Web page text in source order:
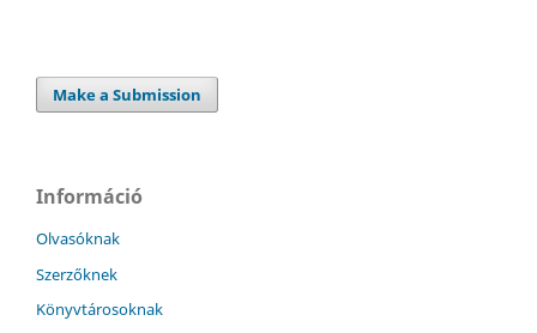
Make a Submission
Információ
Olvasóknak
Szerzőknek
Könyvtárosoknak